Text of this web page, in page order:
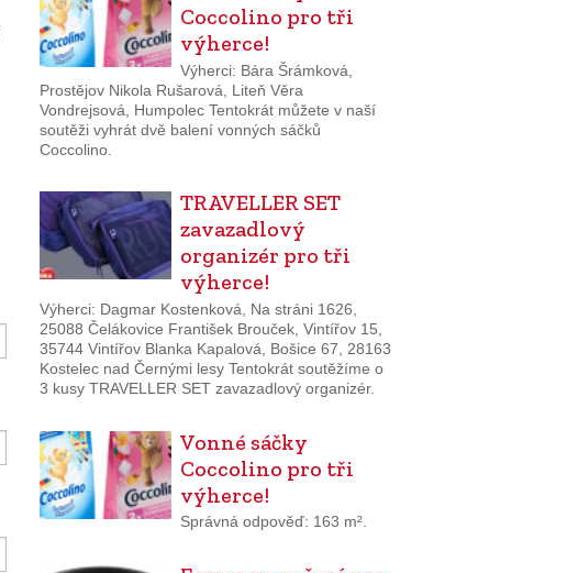
Coccolino pro tři
výherce!
Výherci: Bára Šrámková,
Prostějov Nikola Rušarová, Liteň Věra
Vondrejsová, Humpolec Tentokrát můžete v naší
soutěži vyhrát dvě balení vonných sáčků
Coccolino.
TRAVELLER SET
zavazadlový
organizér pro tři
výherce!
Výherci: Dagmar Kostenková, Na stráni 1626,
25088 Čelákovice František Brouček, Vintířov 15,
35744 Vintířov Blanka Kapalová, Bošice 67, 28163
Kostelec nad Černými lesy Tentokrát soutěžíme o
3 kusy TRAVELLER SET zavazadlový organizér.
Vonné sáčky
Coccolino pro tři
výherce!
Správná odpověď: 163 m².